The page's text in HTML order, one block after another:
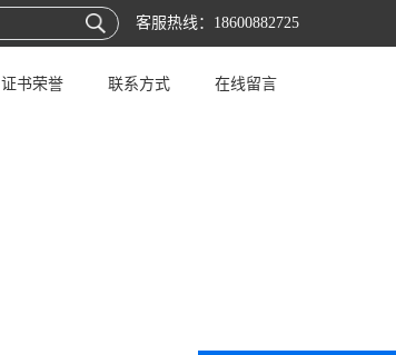
客服热线： 18600882725
证书荣誉 联系方式 在线留言